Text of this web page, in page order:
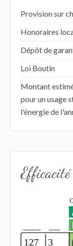
Provision sur
Honoraires
Dépôt de
Loi Boutin
Montant
pour un usage
l'énergie de
Efficacité